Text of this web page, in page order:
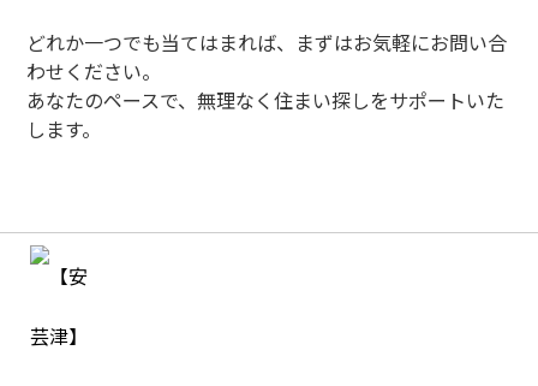
どれか一つでも当てはまれば、まずはお気軽にお問い合
わせください。
あなたのペースで、無理なく住まい探しをサポートいた
します。